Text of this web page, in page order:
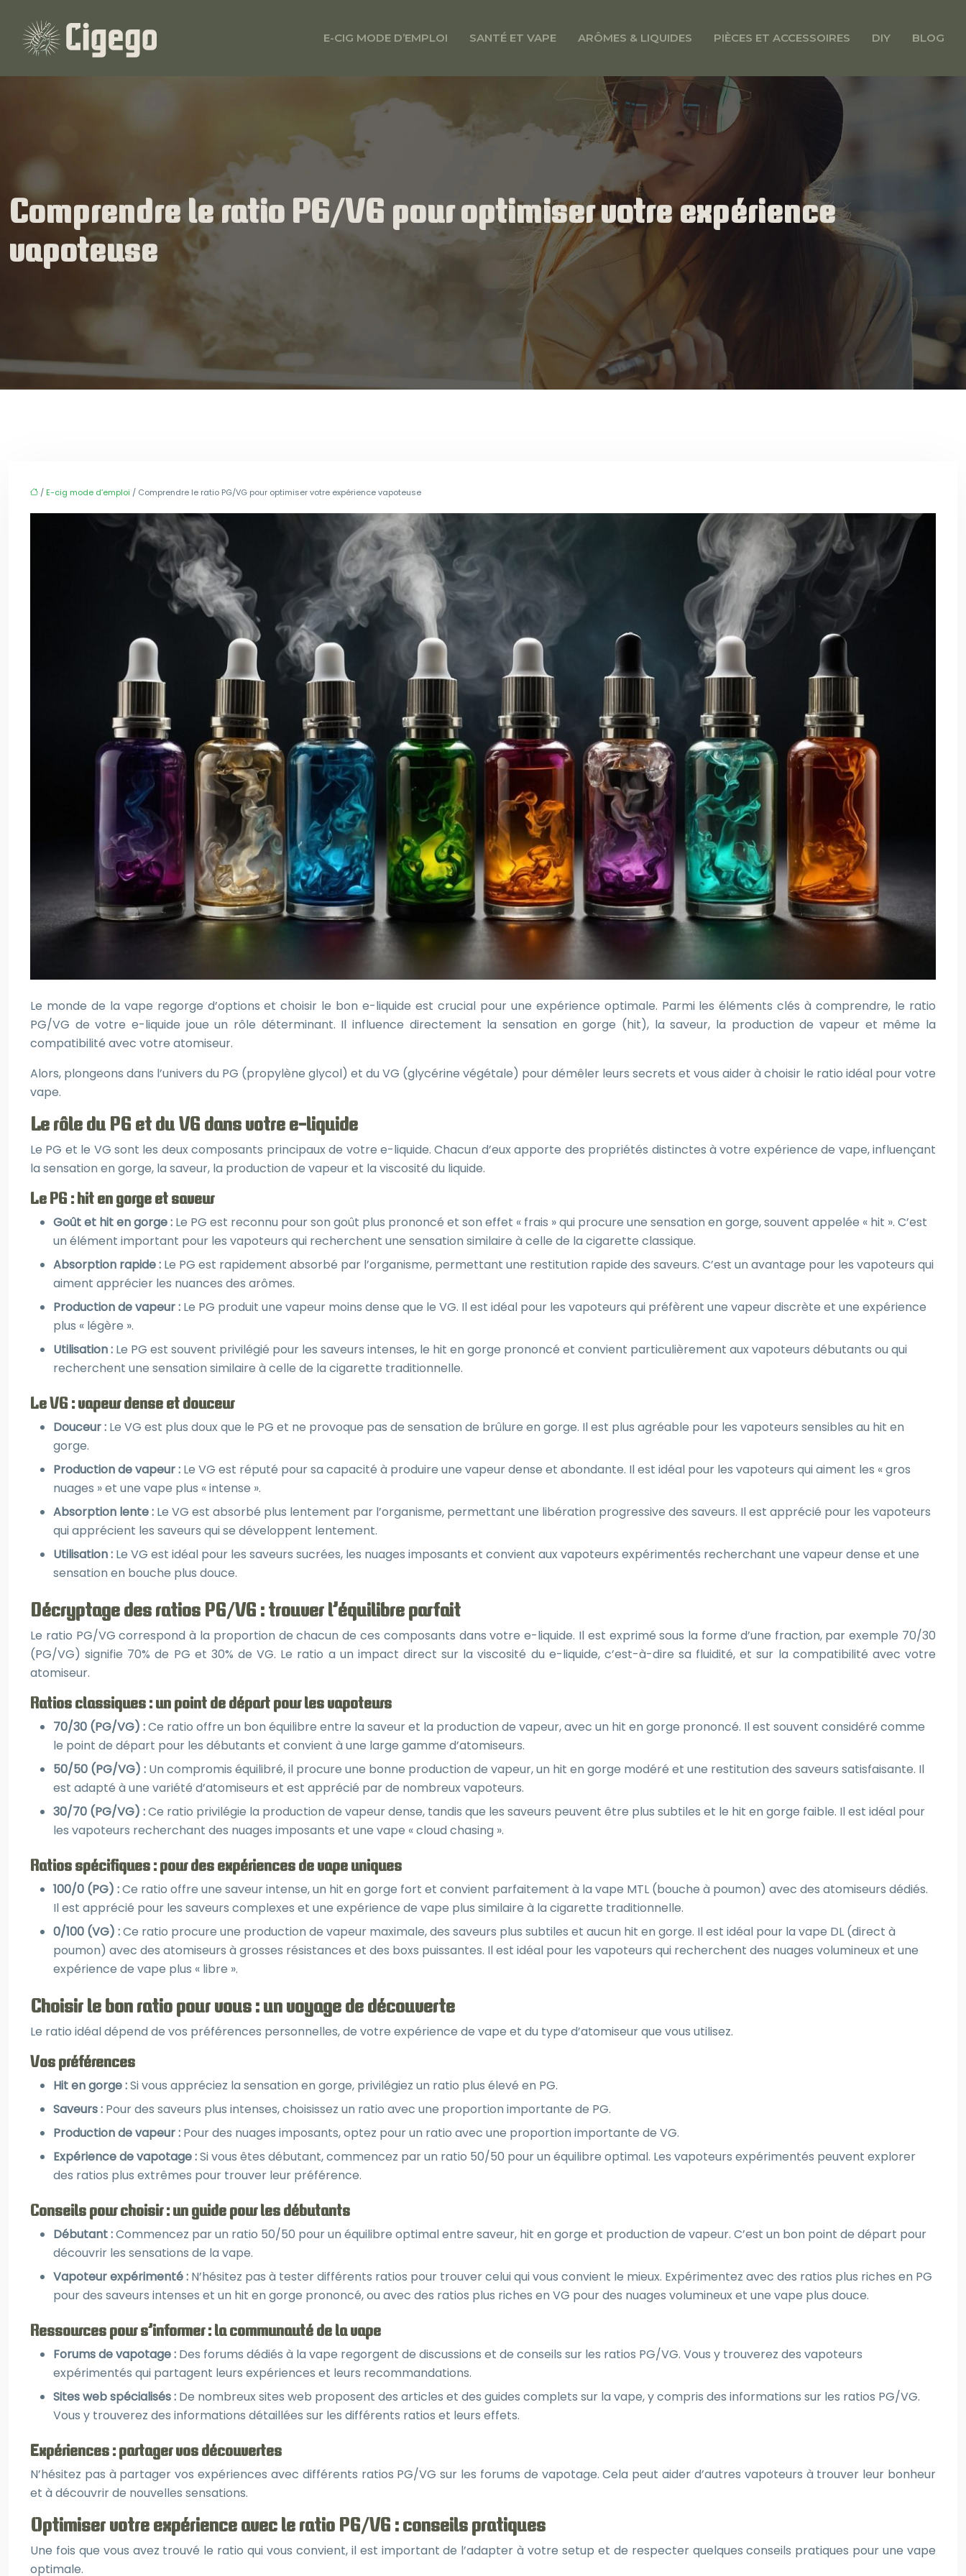
E-CIG MODE D’EMPLOI SANTÉ ET VAPE ARÔMES & LIQUIDES PIÈCES ET ACCESSOIRES DIY BLOG
Comprendre le ratio PG/VG pour optimiser votre expérience
vapoteuse
/ E-cig mode d’emploi / Comprendre le ratio PG/VG pour optimiser votre expérience vapoteuse
Le monde de la vape regorge d’options et choisir le bon e-liquide est crucial pour une expérience optimale. Parmi les éléments clés à comprendre, le ratio
PG/VG de votre e-liquide joue un rôle déterminant. Il influence directement la sensation en gorge (hit), la saveur, la production de vapeur et même la
compatibilité avec votre atomiseur.
Alors, plongeons dans l’univers du PG (propylène glycol) et du VG (glycérine végétale) pour démêler leurs secrets et vous aider à choisir le ratio idéal pour votre
vape.
Le rôle du PG et du VG dans votre e-liquide
Le PG et le VG sont les deux composants principaux de votre e-liquide. Chacun d’eux apporte des propriétés distinctes à votre expérience de vape, influençant
la sensation en gorge, la saveur, la production de vapeur et la viscosité du liquide.
Le PG : hit en gorge et saveur
Goût et hit en gorge : Le PG est reconnu pour son goût plus prononcé et son effet « frais » qui procure une sensation en gorge, souvent appelée « hit ». C’est
un élément important pour les vapoteurs qui recherchent une sensation similaire à celle de la cigarette classique.
Absorption rapide : Le PG est rapidement absorbé par l’organisme, permettant une restitution rapide des saveurs. C’est un avantage pour les vapoteurs qui
aiment apprécier les nuances des arômes.
Production de vapeur : Le PG produit une vapeur moins dense que le VG. Il est idéal pour les vapoteurs qui préfèrent une vapeur discrète et une expérience
plus « légère ».
Utilisation : Le PG est souvent privilégié pour les saveurs intenses, le hit en gorge prononcé et convient particulièrement aux vapoteurs débutants ou qui
recherchent une sensation similaire à celle de la cigarette traditionnelle.
Le VG : vapeur dense et douceur
Douceur : Le VG est plus doux que le PG et ne provoque pas de sensation de brûlure en gorge. Il est plus agréable pour les vapoteurs sensibles au hit en
gorge.
Production de vapeur : Le VG est réputé pour sa capacité à produire une vapeur dense et abondante. Il est idéal pour les vapoteurs qui aiment les « gros
nuages » et une vape plus « intense ».
Absorption lente : Le VG est absorbé plus lentement par l’organisme, permettant une libération progressive des saveurs. Il est apprécié pour les vapoteurs
qui apprécient les saveurs qui se développent lentement.
Utilisation : Le VG est idéal pour les saveurs sucrées, les nuages imposants et convient aux vapoteurs expérimentés recherchant une vapeur dense et une
sensation en bouche plus douce.
Décryptage des ratios PG/VG : trouver l’équilibre parfait
Le ratio PG/VG correspond à la proportion de chacun de ces composants dans votre e-liquide. Il est exprimé sous la forme d’une fraction, par exemple 70/30
(PG/VG) signifie 70% de PG et 30% de VG. Le ratio a un impact direct sur la viscosité du e-liquide, c’est-à-dire sa fluidité, et sur la compatibilité avec votre
atomiseur.
Ratios classiques : un point de départ pour les vapoteurs
70/30 (PG/VG) :Ce ratio offre un bon équilibre entre la saveur et la production de vapeur, avec un hit en gorge prononcé. Il est souvent considéré comme
le point de départ pour les débutants et convient à une large gamme d’atomiseurs.
50/50 (PG/VG) : Un compromis équilibré, il procure une bonne production de vapeur, un hit en gorge modéré et une restitution des saveurs satisfaisante. Il
est adapté à une variété d’atomiseurs et est apprécié par de nombreux vapoteurs.
30/70 (PG/VG) :Ce ratio privilégie la production de vapeur dense, tandis que les saveurs peuvent être plus subtiles et le hit en gorge faible. Il est idéal pour
les vapoteurs recherchant des nuages imposants et une vape « cloud chasing ».
Ratios spécifiques : pour des expériences de vape uniques
100/0 (PG) :Ce ratio offre une saveur intense, un hit en gorge fort et convient parfaitement à la vape MTL (bouche à poumon) avec des atomiseurs dédiés.
Il est apprécié pour les saveurs complexes et une expérience de vape plus similaire à la cigarette traditionnelle.
0/100 (VG) :Ce ratio procure une production de vapeur maximale, des saveurs plus subtiles et aucun hit en gorge. Il est idéal pour la vape DL (direct à
poumon) avec des atomiseurs à grosses résistances et des boxs puissantes. Il est idéal pour les vapoteurs qui recherchent des nuages volumineux et une
expérience de vape plus « libre ».
Choisir le bon ratio pour vous : un voyage de découverte
Le ratio idéal dépend de vos préférences personnelles, de votre expérience de vape et du type d’atomiseur que vous utilisez.
Vos préférences
Hit en gorge :Si vous appréciez la sensation en gorge, privilégiez un ratio plus élevé en PG.
Saveurs : Pour des saveurs plus intenses, choisissez un ratio avec une proportion importante de PG.
Production de vapeur : Pour des nuages imposants, optez pour un ratio avec une proportion importante de VG.
Expérience de vapotage :Si vous êtes débutant, commencez par un ratio 50/50 pour un équilibre optimal. Les vapoteurs expérimentés peuvent explorer
des ratios plus extrêmes pour trouver leur préférence.
Conseils pour choisir : un guide pour les débutants
Débutant :Commencez par un ratio 50/50 pour un équilibre optimal entre saveur, hit en gorge et production de vapeur. C’est un bon point de départ pour
découvrir les sensations de la vape.
Vapoteur expérimenté : N’hésitez pas à tester différents ratios pour trouver celui qui vous convient le mieux. Expérimentez avec des ratios plus riches en PG
pour des saveurs intenses et un hit en gorge prononcé, ou avec des ratios plus riches en VG pour des nuages volumineux et une vape plus douce.
Ressources pour s’informer : la communauté de la vape
Forums de vapotage : Des forums dédiés à la vape regorgent de discussions et de conseils sur les ratios PG/VG. Vous y trouverez des vapoteurs
expérimentés qui partagent leurs expériences et leurs recommandations.
Sites web spécialisés : De nombreux sites web proposent des articles et des guides complets sur la vape, y compris des informations sur les ratios PG/VG.
Vous y trouverez des informations détaillées sur les différents ratios et leurs effets.
Expériences : partager vos découvertes
N’hésitez pas à partager vos expériences avec différents ratios PG/VG sur les forums de vapotage. Cela peut aider d’autres vapoteurs à trouver leur bonheur
et à découvrir de nouvelles sensations.
Optimiser votre expérience avec le ratio PG/VG : conseils pratiques
Une fois que vous avez trouvé le ratio qui vous convient, il est important de l’adapter à votre setup et de respecter quelques conseils pratiques pour une vape
optimale.